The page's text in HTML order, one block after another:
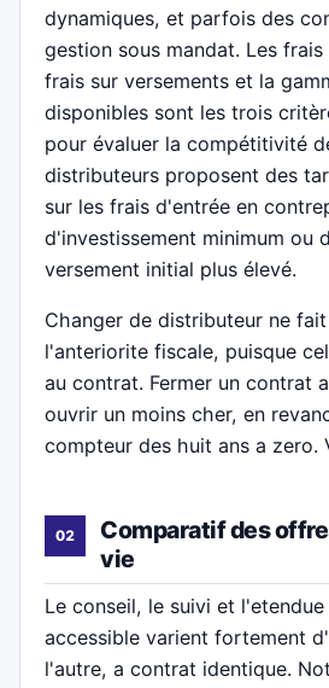
dynamiques, et parfois des
gestion sous mandat. Les
frais sur versements et la
disponibles sont les trois
pour évaluer la compétitivité
distributeurs proposent des
sur les frais d'entrée en
d'investissement minimum ou
versement initial plus élevé.
Changer de distributeur ne
l'anteriorite fiscale, puisque
au contrat. Fermer un contrat
ouvrir un moins cher, en
compteur des huit ans a zero.
Comparatif des
vie
Le conseil, le suivi et
accessible varient fortement
l'autre, a contrat identique.